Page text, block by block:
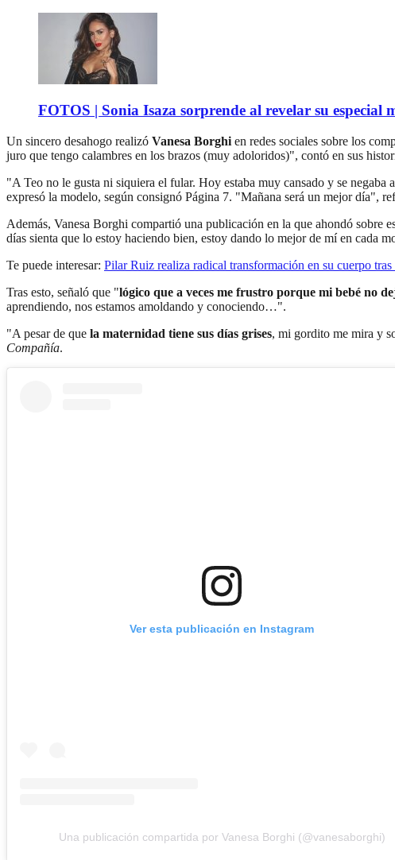
FOTOS | Sonia Isaza sorprende al revelar su especial
Un sincero desahogo realizó Vanesa Borghi en redes sociales sobre los
juro que tengo calambres en los brazos (muy adoloridos)", contó en sus
"A Teo no le gusta ni siquiera el fular. Hoy estaba muy cansado y se negaba
expresó la modelo, según consignó Página 7. "Mañana será un mejor día",
Además, Vanesa Borghi compartió una publicación en la que ahondó sobre
días sienta que lo estoy haciendo bien, estoy dando lo mejor de mí en cada
Te puede interesar: Pilar Ruiz realiza radical transformación en su cuerpo tras
Tras esto, señaló que "lógico que a veces me frustro porque mi bebé no
aprendiendo, nos estamos amoldando y conociendo…".
"A pesar de que la maternidad tiene sus días grises, mi gordito me mira y
Compañía.
Ver esta publicación en Instagram
Una publicación compartida por Vanesa Borghi (@vanesaborghi)